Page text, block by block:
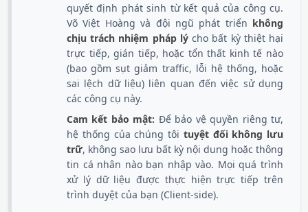
quyết định phát sinh từ kết quả của công cụ.
Võ Việt Hoàng và đội ngũ phát triển không
chịu trách nhiệm pháp lýcho bất kỳ thiệt hại
trực tiếp, gián tiếp, hoặc tổn thất kinh tế nào
(bao gồm sụt giảm traffic, lỗi hệ thống, hoặc
sai lệch dữ liệu) liên quan đến việc sử dụng
các công cụ này.
Cam kết bảo mật: Để bảo vệ quyền riêng tư,
hệ thống của chúng tôi tuyệt đối không lưu
trữ, không sao lưu bất kỳ nội dung hoặc thông
tin cá nhân nào bạn nhập vào. Mọi quá trình
xử lý dữ liệu được thực hiện trực tiếp trên
trình duyệt của bạn (Client-side).